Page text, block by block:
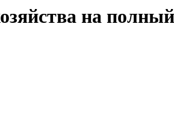
на